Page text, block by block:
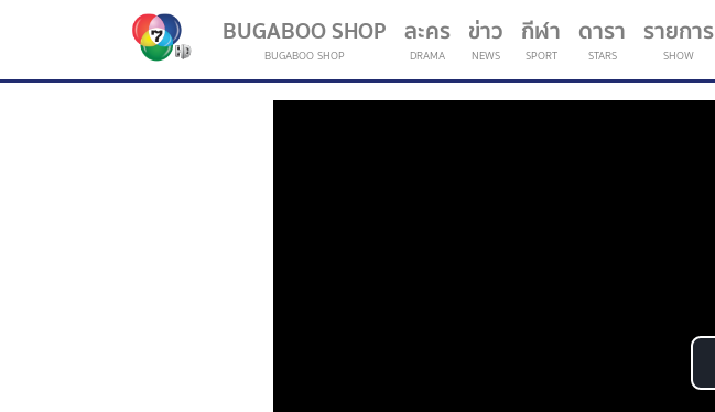
BUGABOO SHOP
BUGABOO SHOP
ละคร
DRAMA
ข่าว
NEWS
กีฬา
SPORT
(current)
ดารา
STARS
รายการ
SHOW